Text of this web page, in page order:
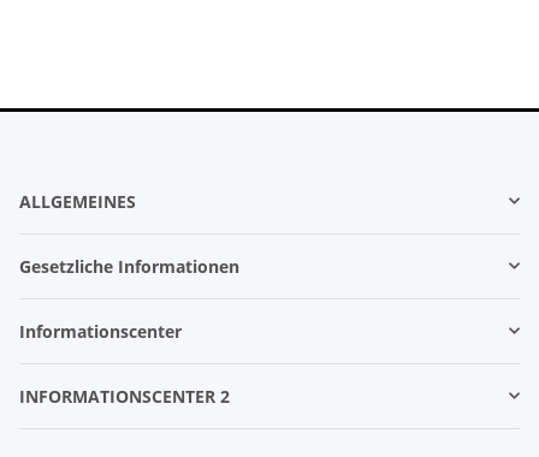
ALLGEMEINES
Gesetzliche Informationen
Informationscenter
INFORMATIONSCENTER 2